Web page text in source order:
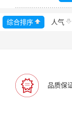
数
综合排序 人气
品质保